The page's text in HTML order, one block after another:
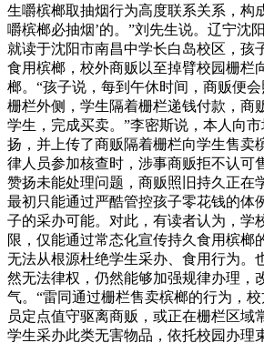
生嚼槟榔取抽烟行为高度联系关系，构
嚼槟榔必抽烟’的。”刘先生说。辽宁沈
就读于沈阳市南昌中学长白岛校区，孩
食用槟榔，校外商贩以至掉臂校园栅栏
榔。“孩子说，每到午休时间，商贩便
栅栏外侧，学生隔着栅栏递钱付款，商
学生，完成买卖。”李密斯说，本人向
扬，并上传了商贩隔着栅栏向学生售卖
律人员参加核查时，涉事商贩拒不认可
赞扬未能处理问题，商贩照旧持久正在
最初只能通过严酷管控孩子零花钱的体
子的采办可能。对此，有读者认为，学
限，仅能通过常态化宣传持久食用槟榔
无法从根源杜绝学生采办、食用行为。
然无法律权，仍然能够加强规律办理，
气。“雷同通过栅栏售卖槟榔的行为，
员定点值守驱离商贩，或正在栅栏区域
学生采办此类无害物品，依托校园办理